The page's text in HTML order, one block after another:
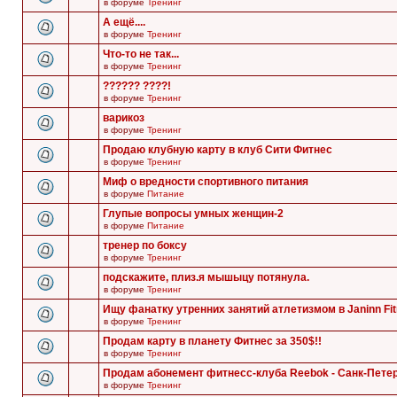
в форуме Тренинг
А ещё....
в форуме Тренинг
Что-то не так...
в форуме Тренинг
?????? ????!
в форуме Тренинг
варикоз
в форуме Тренинг
Продаю клубную карту в клуб Сити Фитнес
в форуме Тренинг
Миф о вредности спортивного питания
в форуме Питание
Глупые вопросы умных женщин-2
в форуме Питание
тренер по боксу
в форуме Тренинг
подскажите, плиз.я мышыцу потянула.
в форуме Тренинг
Ищу фанатку утренних занятий атлетизмом в Janinn
в форуме Тренинг
Продам карту в планету Фитнес за 350$!!
в форуме Тренинг
Продам абонемент фитнесс-клуба Reebok - Санк-
в форуме Тренинг